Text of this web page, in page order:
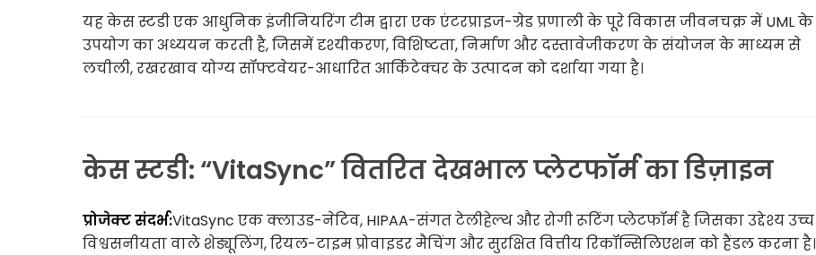
यह केस स्टडी एक आधुनिक इंजीनियरिंग टीम द्वारा एक एंटरप्राइज-ग्रेड प्रणाली के पूरे विकास जीवनचक्र में UML के
उपयोग का अध्ययन करती है, जिसमें दृश्यीकरण, विशिष्टता, निर्माण और दस्तावेजीकरण के संयोजन के माध्यम से
लचीली, रखरखाव योग्य सॉफ्टवेयर-आधारित आर्किटेक्चर के उत्पादन को दर्शाया गया है।
केस स्टडी: “VitaSync” वितरित देखभाल प्लेटफॉर्म का डिज़ाइन
प्रोजेक्ट संदर्भ:VitaSync एक क्लाउड-नेटिव, HIPAA-संगत टेलीहेल्थ और रोगी रूटिंग प्लेटफॉर्म है जिसका उद्देश्य उच्च
विश्वसनीयता वाले शेड्यूलिंग, रियल-टाइम प्रोवाइडर मैचिंग और सुरक्षित वित्तीय रिकॉन्सिलिएशन को हैंडल करना है।